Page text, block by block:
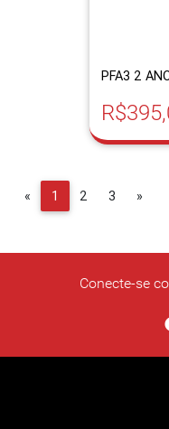
PFA3 2
« Previous
1 2 3 »
Conecte-se